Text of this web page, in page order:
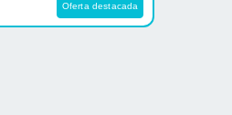
Oferta destacada